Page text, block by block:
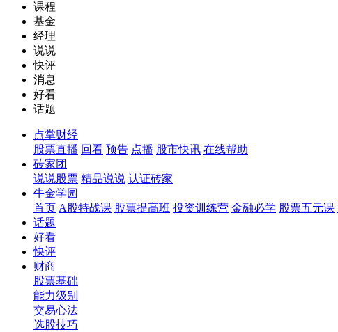
课程
基金
经理
说说
快评
消息
好看
话题
点掌财经
股票直播 回看 预告 点播 股市快讯 在线帮助
砖家团
说说股票 精品说说 认证砖家
牛金学园
首页 A股特战课 股票提高班 投资训练营 金融必学 股票五元课
话题
好看
快评
财商
股票基础
能力级别
交易心法
选股技巧